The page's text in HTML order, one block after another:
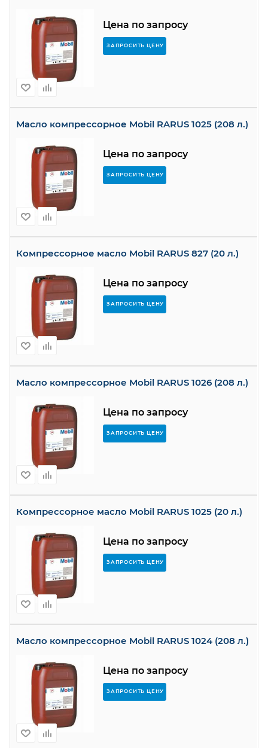
Цена по запросу
ЗАПРОСИТЬ ЦЕНУ
Масло компрессорное Mobil RARUS 1025 (208 л.)
Цена по запросу
ЗАПРОСИТЬ ЦЕНУ
Компрессорное масло Mobil RARUS 827 (20 л.)
Цена по запросу
ЗАПРОСИТЬ ЦЕНУ
Масло компрессорное Mobil RARUS 1026 (208 л.)
Цена по запросу
ЗАПРОСИТЬ ЦЕНУ
Компрессорное масло Mobil RARUS 1025 (20 л.)
Цена по запросу
ЗАПРОСИТЬ ЦЕНУ
Масло компрессорное Mobil RARUS 1024 (208 л.)
Цена по запросу
ЗАПРОСИТЬ ЦЕНУ